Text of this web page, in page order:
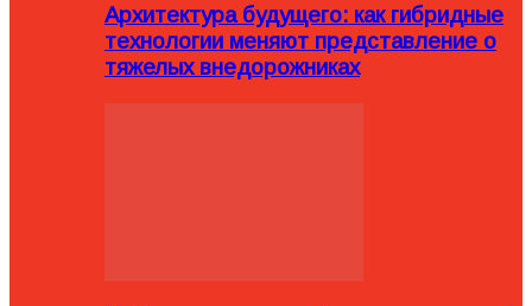
Архитектура будущего: как гибридные
технологии меняют представление о
тяжелых внедорожниках